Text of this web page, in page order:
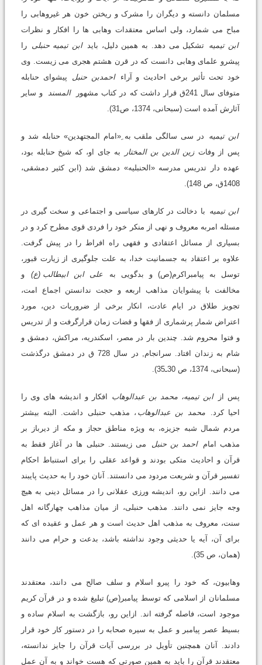
مسلمان دانسته و دیگران را مشرک و ریختن خون هر غیروهابی را
مباح می شمارد، ولی اساس معتقدات وهابی ها را افکار و نظرات
ابن تیمیه تشکیل می دهد. به همین دلیل، باید ابن تیمیه حنبلی
را
پیشرو علمای وهابی دانست که در قرن هشتم هجری می زیست. وی
خود تحت تأثیر برخی احادیث و آراء
احمدبن حنبل
پیشوای حنابله
متوفای سال 241ق قرار داشت که در کتاب مشهور
المسند
و سایر
آثارش آمده است (سبحانی، 1374، ص31).
ابن تیمیه
در سی سالگی ملقب به ِ«امام المجتهدین» حنابله شد و
پس از وفات زین الدین بن المختار
به جای او، که شیخ حنابله بود،
عهده دار تدریس مدرسه «الحنبلیه» دمشق شد (ابن کثیر دمشقی،
1408ق، ص 148).
ابن تیمیه با دخالت در کارهای سیاسی و اجتماعی و سخت گیری در
مسئله امربه معروف و نهی از منکر خود را فردی قوی مطرح کرد و در
بسیاری از مسائل اعتقادی و فقهی راه افراط را در پیش گرفت.
علاوه بر اعتقاد به جسمانیت خدا، به علت جلوگیری از زیارت قبور،
توسل به پیامبراکرم(ص) و بدگویی به
علی ابن ابیطالب (ع)
و
مخالفت با پیشوایان مذاهب اربعه و حجت ندانستن اجماع امت،
تجویز طلاق در ایام عادت، انکار برخی از ضروریات دین، مورد
اعتراض شمار پرشماری از فقها و قضات زمان قرارگرفت و از تدریس
و فتوا محروم شد. چندین بار در مصر، اسکندریه، مراکش، دمشق و
شام به زندان افتاد. سرانجام, در سال 728 ق در دمشق درگذشت
(سبحانی، 1374، ص 30ـ35).
پس از ابن تیمیه، محمد بن عبدالوهاب
افکار و اندیشه های وی را
احیا کرد.
محمد بن عبدالوهاب ، مذهب حنبلی داشت. البته بیشتر
مردم شمال شبه جزیزه، به ویژه مناطق حجاز و مکه از دیرباز بر
مذهب امام
احمد بن حنبل
می زیستند. حنبلی ها در آغاز فقط به
قرآن و احادیث متکی بودند و قواعد عقلی را برای استنباط احکام
تفسیر قرآن و شریعت مردود می دانستند. آنان خود را به حدیث پایبند
می دانند. ازاین رو، اندیشه ورزی عقلانی را در مسائل دینی به هیچ
وجه جایز نمی دانند. مذهب حنبلی، از میان مذاهب چهارگانه اهل
سنت، معروف به مذهب اهل حدیث است و هر عمل و عقیده ای که
برای آن، آیه یا حدیثی وجود نداشته باشد، بدعت و حرام می دانند
(همان، ص 35).
وهابیون، که خود را پیرو اسلام و سلف صالح می دانند، معتقدند
مسلمانان از اسلامی که توسط پیامبر(ص) تبلیغ شده و در قرآن کریم
موجود است، فاصله گرفته اند. ازاین رو، بازگشت به اسلام ساده و
بسیط عصر پیامبر و عمل به سیره صحابه را در دستور کار خود قرار
دادند. آنان همچنین تأویل در بررسی آیات قرآن را جایز ندانسته،
معتقدند قرآن را باید به همین صورتی که هست خواند و به آن عمل